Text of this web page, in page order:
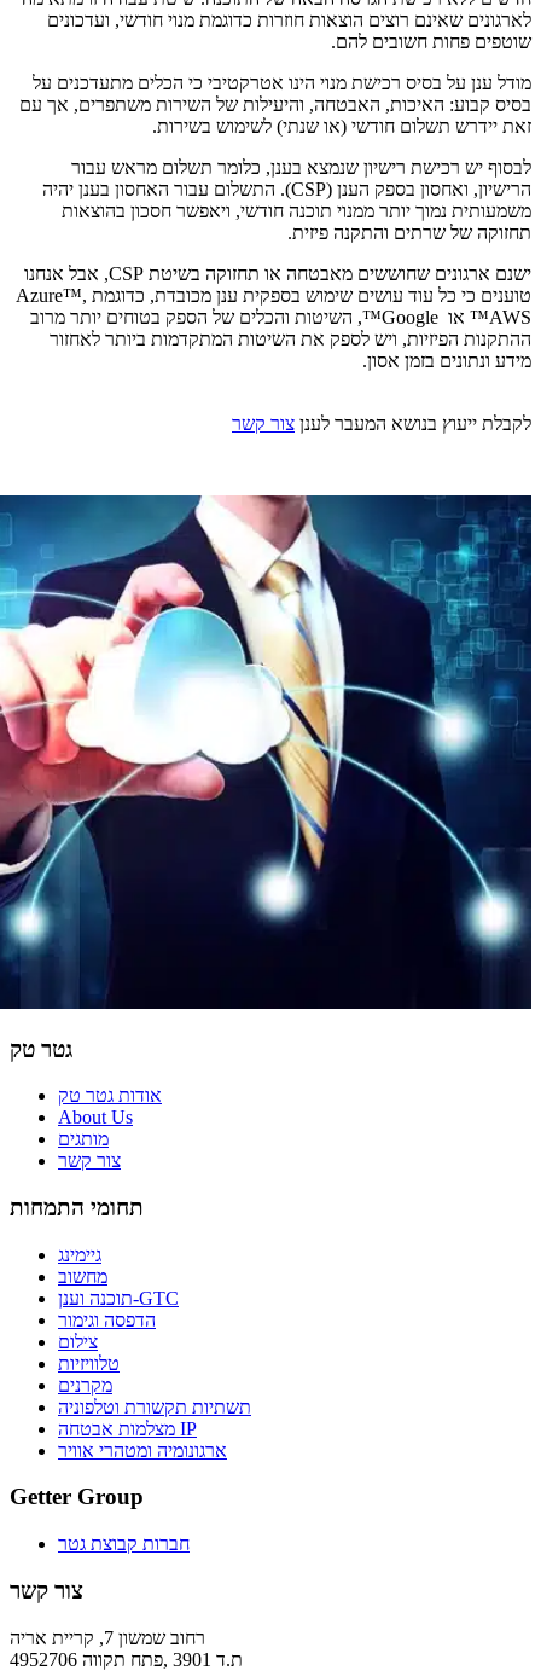
לארגונים שאינם רוצים הוצאות חוזרות כדוגמת מנוי חודשי, ועדכונים
שוטפים פחות חשובים להם.
מודל ענן על בסיס רכישת מנוי הינו אטרקטיבי כי הכלים מתעדכנים על
בסיס קבוע: האיכות, האבטחה, והיעילות של השירות משתפרים, אך עם
זאת יידרש תשלום חודשי (או שנתי) לשימוש בשירות.
לבסוף יש רכישת רישיון שנמצא בענן, כלומר תשלום מראש עבור
הרישיון, ואחסון בספק הענן (CSP). התשלום עבור האחסון בענן יהיה
משמעותית נמוך יותר ממנוי תוכנה חודשי, ויאפשר חסכון בהוצאות
תחזוקה של שרתים והתקנה פיזית.
ישנם ארגונים שחוששים מאבטחה או תחזוקה בשיטת CSP, אבל אנחנו
טוענים כי כל עוד עושים שימוש בספקית ענן מכובדת, כדוגמת Azure™,
AWS™ או Google™, השיטות והכלים של הספק בטוחים יותר מרוב
ההתקנות הפיזיות, ויש לספק את השיטות המתקדמות ביותר לאחזור
מידע ונתונים בזמן אסון.
לקבלת ייעוץ בנושא המעבר לענן צור קשר
גטר טק
אודות גטר טק
About Us
מותגים
צור קשר
תחומי התמחות
גיימינג
מחשוב
תוכנה וענן-GTC
הדפסה וגימור
צילום
טלוויזיות
מקרנים
תשתיות תקשורת וטלפוניה
מצלמות אבטחה IP
ארגונומיה ומטהרי אוויר
Getter Group
חברות קבוצת גטר
צור קשר
רחוב שמשון 7, קריית אריה
ת.ד 3901 ,פתח תקווה 4952706